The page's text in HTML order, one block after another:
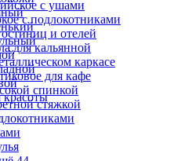
с ушами
с подлокотниками
и отелей
для кальянной
каркасе
для кафе
спинкой
стяжкой
красоты